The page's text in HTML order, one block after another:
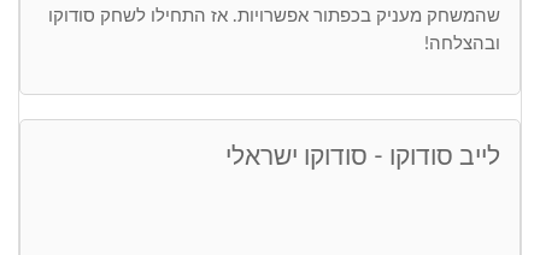
שהמשחק מעניק בכפתור אפשרויות. אז התחילו לשחק סודוקו
ובהצלחה!
לייב סודוקו - סודוקו ישראלי